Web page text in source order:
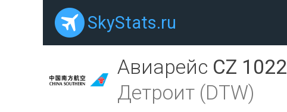
SkyStats.ru
Авиарейс CZ 1022
Детроит (DTW)